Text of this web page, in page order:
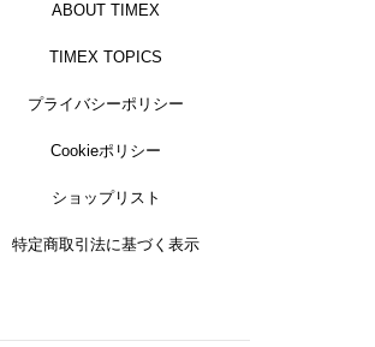
ABOUT TIMEX
TIMEX TOPICS
プライバシーポリシー
Cookieポリシー
ショップリスト
特定商取引法に基づく表示